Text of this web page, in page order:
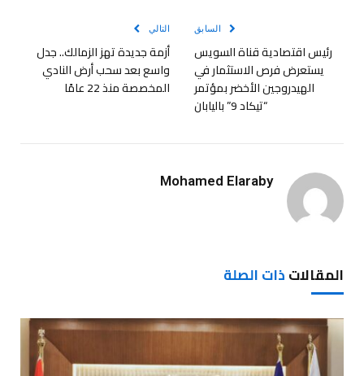
السابق
رئيس اقتصادية قناة السويس
يستعرض فرص الاستثمار في
الهيدروجين الأخضر بمؤتمر
“تيكاد 9” باليابان
التالي
أزمة جديدة تهز الزمالك.. جدل
واسع بعد سحب أرض النادي
المخصصة منذ 22 عامًا
Mohamed Elaraby
المقالاتذات الصلة